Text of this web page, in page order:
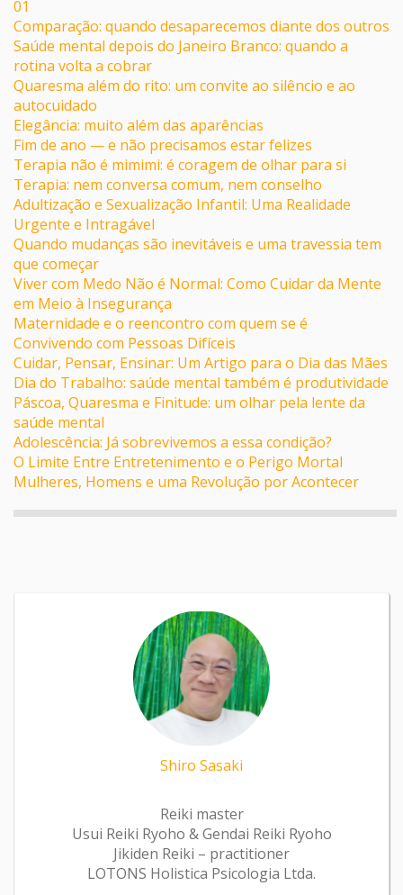
01
Comparação: quando desaparecemos diante dos outros
Saúde mental depois do Janeiro Branco: quando a
rotina volta a cobrar
Quaresma além do rito: um convite ao silêncio e ao
autocuidado
Elegância: muito além das aparências
Fim de ano — e não precisamos estar felizes
Terapia não é mimimi: é coragem de olhar para si
Terapia: nem conversa comum, nem conselho
Adultização e Sexualização Infantil: Uma Realidade
Urgente e Intragável
Quando mudanças são inevitáveis e uma travessia tem
que começar
Viver com Medo Não é Normal: Como Cuidar da Mente
em Meio à Insegurança
Maternidade e o reencontro com quem se é
Convivendo com Pessoas Difíceis
Cuidar, Pensar, Ensinar: Um Artigo para o Dia das Mães
Dia do Trabalho: saúde mental também é produtividade
Páscoa, Quaresma e Finitude: um olhar pela lente da
saúde mental
Adolescência: Já sobrevivemos a essa condição?
O Limite Entre Entretenimento e o Perigo Mortal
Mulheres, Homens e uma Revolução por Acontecer
Shiro Sasaki
Reiki master
Usui Reiki Ryoho & Gendai Reiki Ryoho
Jikiden Reiki – practitioner
LOTONS Holistica Psicologia Ltda.